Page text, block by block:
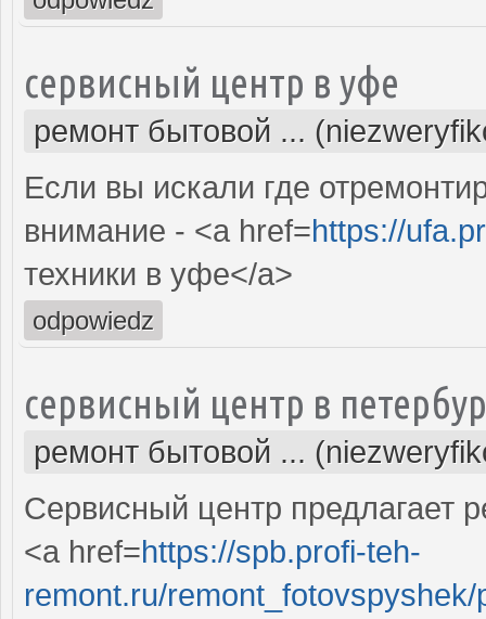
сервисный центр в уфе
ремонт бытовой ...
Если вы искали где
внимание - <a href=https://
техники в уфе</a>
odpowiedz
сервисный центр в
ремонт бытовой ...
Сервисный центр предлагает
<a href=https://spb.profi-teh-
remont.ru/